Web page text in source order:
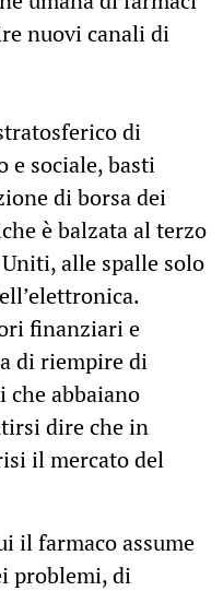
nuovi canali di
di
e sociale, basti
di borsa dei
è balzata al terzo
alle spalle solo
finanziari e
di riempire di
abbaiano
dire che in
il mercato del
il farmaco assume
problemi, di